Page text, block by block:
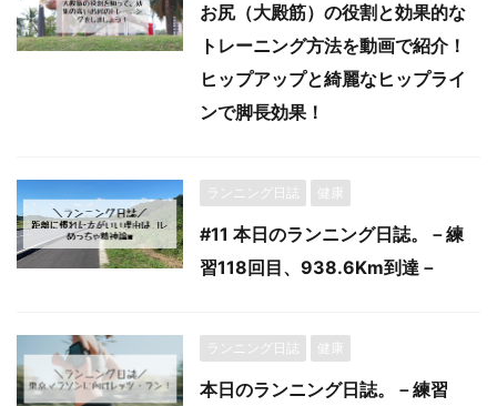
お尻（大殿筋）の役割と効果的な
トレーニング方法を動画で紹介！
ヒップアップと綺麗なヒップライ
ンで脚長効果！
ランニング日誌 健康
#11 本日のランニング日誌。－練
習118回目、938.6Km到達－
ランニング日誌 健康
本日のランニング日誌。－練習